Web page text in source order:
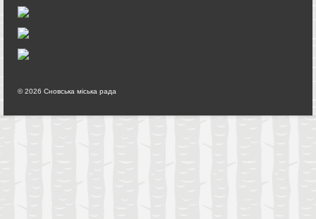
© 2026 Сновська міська рада